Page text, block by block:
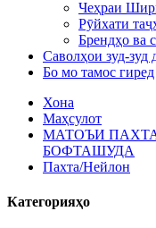
Чеҳраи
Рӯйхати
Брендҳо ва
Саволҳои зуд-зуд
Бо мо тамос гиред
Хона
Маҳсулот
МАТОЪИ
БОФТАШУДА
Пахта/Нейлон
Категорияҳо